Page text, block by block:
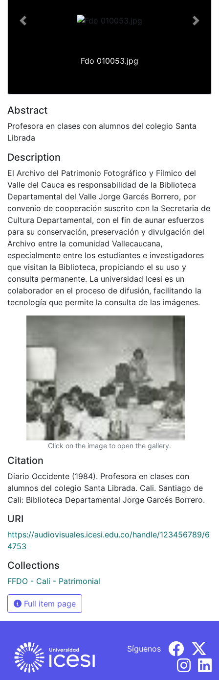
Fdo 010053.jpg
Previous Next
Abstract
Profesora en clases con alumnos del colegio Santa
Librada
Description
El Archivo del Patrimonio Fotográfico y Fílmico del
Valle del Cauca es responsabilidad de la Biblioteca
Departamental del Valle Jorge Garcés Borrero, por
convenio de cooperación suscrito con la Secretaria de
Cultura Departamental, con el fin de aunar esfuerzos
para su conservación, preservación y divulgación del
Archivo entre la comunidad Vallecaucana,
especialmente entre los estudiantes e investigadores
que visitan la Biblioteca, propiciando el su uso y
consulta permanente. La universidad Icesi es un
colaborador en el proceso de difusión, facilitando la
tecnología que permite la consulta de las imágenes.
Click on the image to open the gallery.
Citation
Diario Occidente (1984). Profesora en clases con
alumnos del colegio Santa Librada. Cali. Santiago de
Cali: Biblioteca Departamental Jorge Garcés Borrero.
URI
https://audiovisuales.icesi.edu.co/handle/123456789/6
4753
Collections
FFDO - Cali - Patrimonial
Full item page
Síguenos